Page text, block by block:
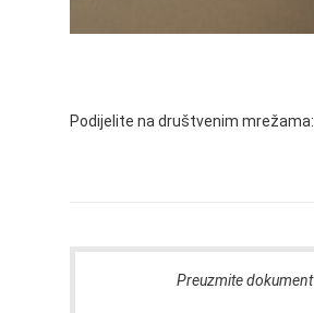
Podijelite na društvenim mrežama:
Preuzmite dokument